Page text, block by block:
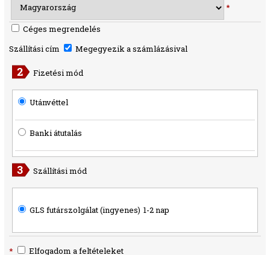
*
Céges megrendelés
Szállítási cím
Megegyezik a számlázásival
Fizetési mód
Utánvéttel
Banki átutalás
Szállítási mód
GLS futárszolgálat (ingyenes) 1-2 nap
* Elfogadom a feltételeket